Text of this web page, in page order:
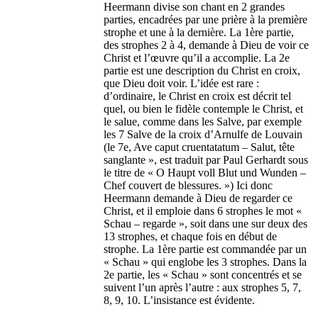
Heermann divise son chant en 2 grandes
parties, encadrées par une prière à la première
strophe et une à la dernière. La 1ère partie,
des strophes 2 à 4, demande à Dieu de voir ce
Christ et l’œuvre qu’il a accomplie. La 2e
partie est une description du Christ en croix,
que Dieu doit voir. L’idée est rare :
d’ordinaire, le Christ en croix est décrit tel
quel, ou bien le fidèle contemple le Christ, et
le salue, comme dans les Salve, par exemple
les 7 Salve de la croix d’Arnulfe de Louvain
(le 7e, Ave caput cruentatatum – Salut, tête
sanglante », est traduit par Paul Gerhardt sous
le titre de « O Haupt voll Blut und Wunden –
Chef couvert de blessures. ») Ici donc
Heermann demande à Dieu de regarder ce
Christ, et il emploie dans 6 strophes le mot «
Schau – regarde », soit dans une sur deux des
13 strophes, et chaque fois en début de
strophe. La 1ère partie est commandée par un
« Schau » qui englobe les 3 strophes. Dans la
2e partie, les « Schau » sont concentrés et se
suivent l’un après l’autre : aux strophes 5, 7,
8, 9, 10. L’insistance est évidente.